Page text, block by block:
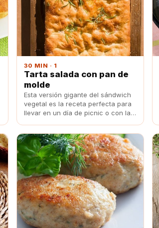
30 MIN · 1
Tarta salada con pan de
molde
Esta versión gigante del sándwich
vegetal es la receta perfecta para
llevar en un día de picnic o con la
tanto a mayores como a pequeños.